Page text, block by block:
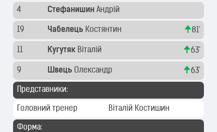
4 Стефанишин Андрій
19 Чабелець Костянтин 81'
11 Кугутяк Віталій 63'
9 Швець Олександр 63'
Представники:
Головний тренер Віталій Костишин
Форма: